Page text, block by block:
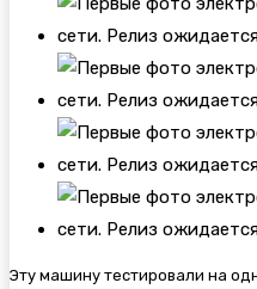
Эту машину тестировали на